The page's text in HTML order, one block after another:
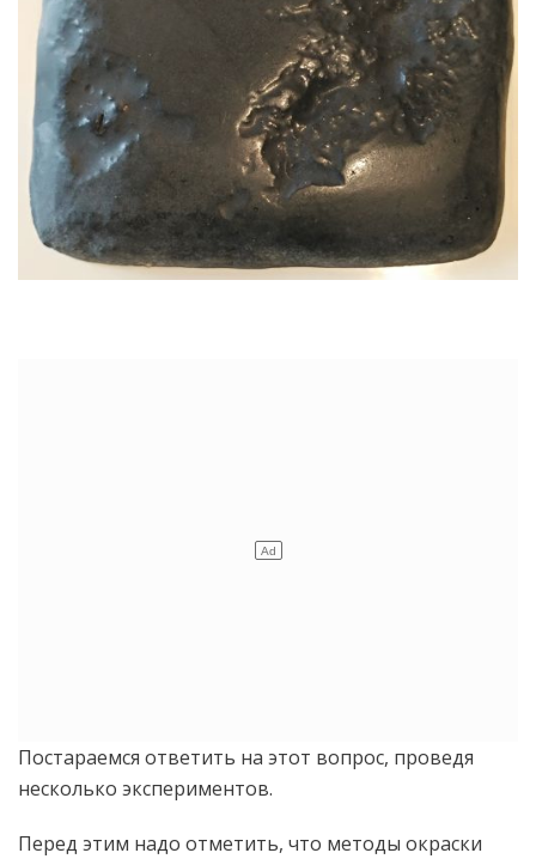
Постараемся ответить на этот вопрос, проведя
несколько экспериментов.
Перед этим надо отметить, что методы окраски